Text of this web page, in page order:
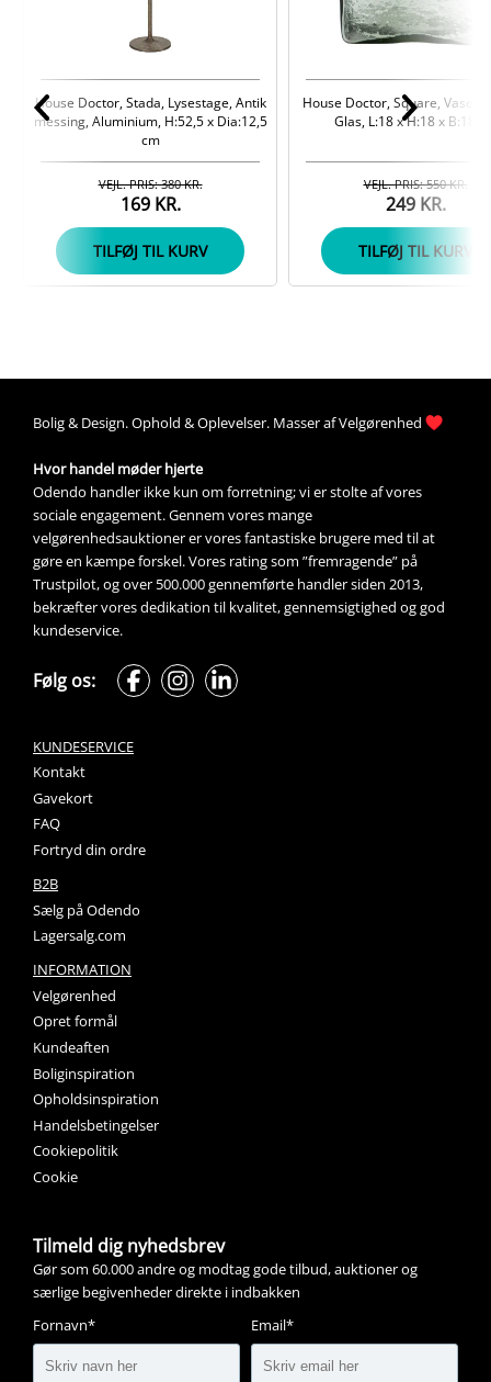
House Doctor, Stada, Lysestage, Antik
messing, Aluminium, H:52,5 x Dia:12,5
cm
169 KR.
VEJL. PRIS: 380 KR.
TILFØJ TIL KURV
House Doctor, Square, Vase,
Glas, L:18 x H:18 x B:18
249 KR.
VEJL. PRIS: 550 KR.
TILFØJ TIL KURV
Bolig & Design. Ophold &Oplevelser. Masser af Velgørenhed
Hvor handel møder hjerte
Odendo handler ikke kun om forretning; vi er stolte af vores
sociale engagement. Gennem vores mange
velgørenhedsauktioner er vores fantastiske brugere med til at
gøre en kæmpe forskel. Vores rating som ”fremragende” på
Trustpilot, og over 500.000 gennemførte handler siden 2013,
bekræfter vores dedikation til kvalitet, gennemsigtighed og god
kundeservice.
Følg os:
KUNDESERVICE
Kontakt
Gavekort
FAQ
Fortryd din ordre
B2B
Sælg på Odendo
Lagersalg.com
INFORMATION
Velgørenhed
Opret formål
Kundeaften
Boliginspiration
Opholdsinspiration
Handelsbetingelser
Cookiepolitik
Cookie
Tilmeld dig nyhedsbrev
Gør som 60.000 andre og modtag gode tilbud, auktioner og
særlige begivenheder direkte i indbakken
Fornavn*
Email*